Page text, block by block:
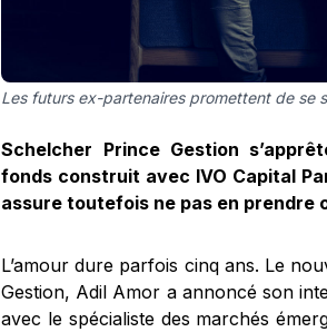
Les futurs ex-partenaires promettent de se
Schelcher Prince Gestion
fonds construit avec IVO Capital
assure toutefois ne pas en prendre
L’amour dure parfois cinq ans. Le
Gestion, Adil Amor a annoncé son
avec le spécialiste des marchés